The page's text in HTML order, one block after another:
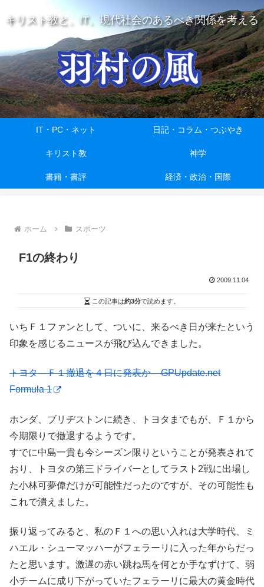
キリスト教と、IT、現代社会のあるべき関係を考える
IT・PC・ネット 日記・コラム・つぶやき
キリスト教 神学
書籍・書評 経済・政治・国際
ホーム スポーツ
F1の終わり
2009.11.04
この記事は約3分で読めます。
いちＦ１ファンとして、ついに、来るべき日が来たという
印象を感じるニュースが飛び込んできました。
トヨタ Ｆ１撤退を４日に発表か – GPUpdate.net
Formula 1
ホンダ、ブリヂストンに続き、トヨタまでもが、Ｆ１から
今期限りで撤退するようです。
すでに中島一貴も今シーズン限りということが発表されて
おり、トヨタの第三ドライバーとしてラスト2戦に出場し
た小林可夢偉だけが可能性だったのですが、その可能性も
これで潰えました。
振り返ってみると、私のＦ１への思い入れは大学時代、ミ
ハエル・シューマッハーがフェラーリに入った年からだっ
たと思います。激遅の赤い跳ね馬を何とか手なずけて、弱
小チームに成り下がっていたフェラーリに最大の黄金時代